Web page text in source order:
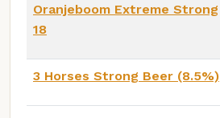
Oranjeboom Extreme Strong
18
3 Horses Strong Beer (8.5%)